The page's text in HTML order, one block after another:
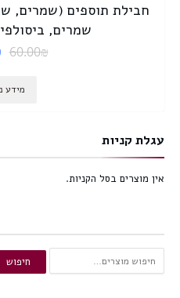
חבילת תוספים (שמרים,
שמרים,
60.00₪
מידע
עגלת קניות
אין מוצרים בסל הקניות.
עבור:
חיפוש